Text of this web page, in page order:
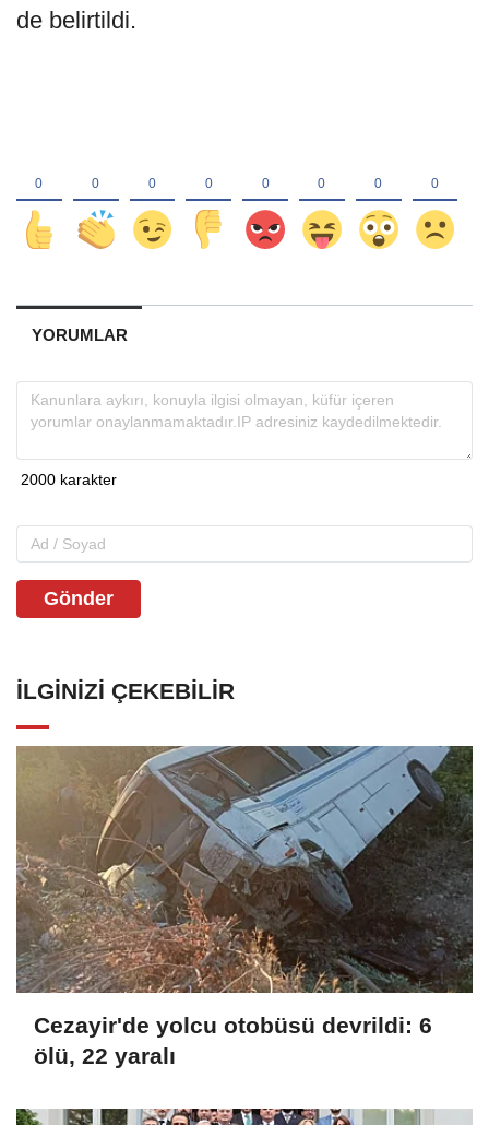
de belirtildi.
YORUMLAR
Gönder
İLGINIZI ÇEKEBILIR
Cezayir'de yolcu otobüsü devrildi: 6
ölü, 22 yaralı